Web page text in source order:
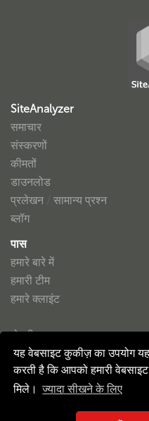
यह वेबसाइट कुकीज़ का उपयोग
करती है कि आपको हमारी
मिले।
ज्यादा सीखने के लिए
SiteAnalyzer
समाचार
संस्करणों
कीमतों
डाउनलोड
प्रलेखन
सामान्य प्रश्न
ब्लॉग
पास
हमारे बारे में
हमारी टीम
हमारे क्लाइंट
गोपनीयता
उपयोगकर्ता का समझौता